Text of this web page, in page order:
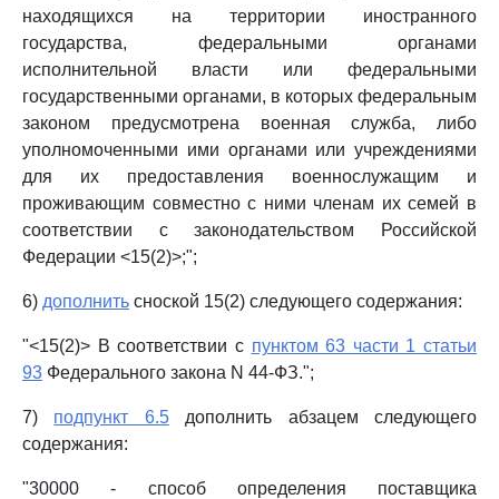
находящихся на территории иностранного
государства, федеральными органами
исполнительной власти или федеральными
государственными органами, в которых федеральным
законом предусмотрена военная служба, либо
уполномоченными ими органами или учреждениями
для их предоставления военнослужащим и
проживающим совместно с ними членам их семей в
соответствии с законодательством Российской
Федерации <15(2)>;";
6) дополнить сноской 15(2) следующего содержания:
"<15(2)> В соответствии с пунктом 63 части 1 статьи
93 Федерального закона N 44-ФЗ.";
7) подпункт 6.5дополнить абзацем следующего
содержания:
"30000 - способ определения поставщика